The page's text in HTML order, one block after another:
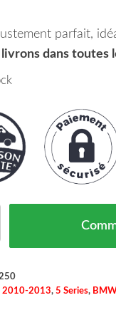
parfait,
livrons dans toutes
2010-2013, 5 Series, BMW